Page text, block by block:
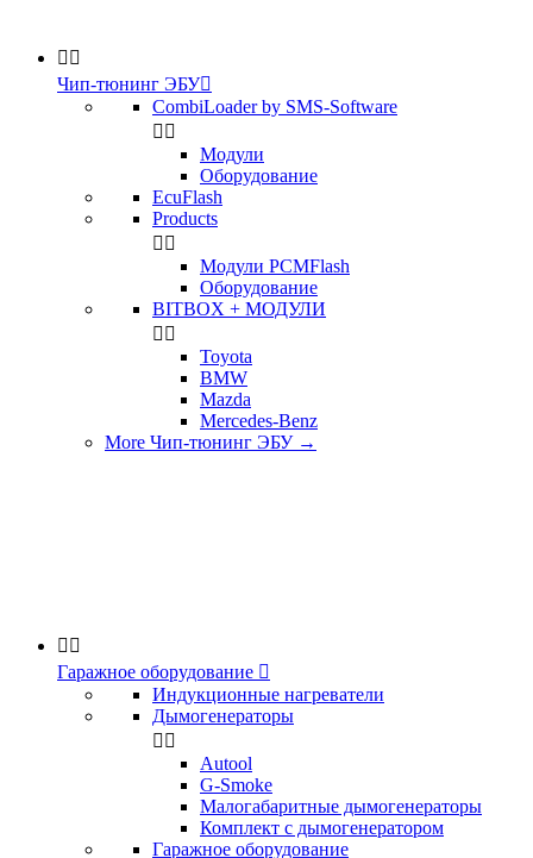
 
Чип-тюнинг ЭБУ
CombiLoader by SMS-Software
 
Модули
Оборудование
EcuFlash
Products
 
Модули PCMFlash
Оборудование
BITBOX + МОДУЛИ
 
Toyota
BMW
Mazda
Mercedes-Benz
More Чип-тюнинг ЭБУ →
 
Гаражное оборудование 
Индукционные нагреватели
Дымогенераторы
 
Аutool
G-Smoke
Малогабаритные дымогенераторы
Комплект с дымогенератором
Гаражное оборудование